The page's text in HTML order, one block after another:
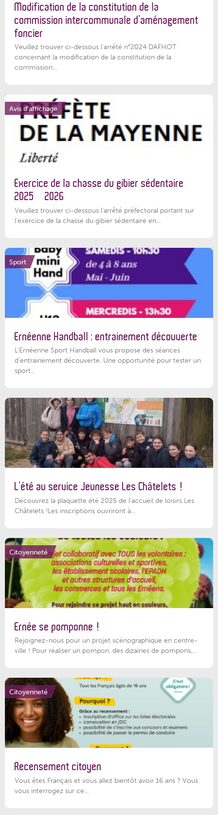
Modification de la constitution de la
commission intercommunale d’aménagement
foncier
Veuillez trouver ci-dessous l'arrêté n°2024 DAFHOT
concernant la modification de la constitution de la
commission...
Avis d'affichage
Exercice de la chasse du gibier sédentaire
2025 – 2026
Veuillez trouver ci-dessous l'arrêté préfectoral portant sur
l'exercice de la chasse du gibier sédentaire en...
Sport
Ernéenne Handball : entrainement découverte
L'Ernéenne Sport Handball vous propose des séances
d'entrainement découverte. Une opportunité pour tester un
sport...
L’été au service Jeunesse Les Châtelets !
Découvrez la plaquette été 2025 de l’accueil de loisirs Les
Châtelets !Les inscriptions ouvriront à...
Citoyenneté
Ernée se pomponne !
Rejoignez-nous pour un projet scénographique en centre-
ville ! Pour réaliser un pompon, des dizaines de pompons,...
Citoyenneté
Recensement citoyen
Vous êtes Français et vous allez bientôt avoir 16 ans ? Vous
vous interrogez sur ce...